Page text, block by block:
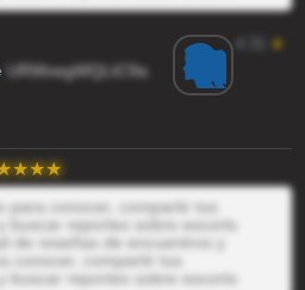
URWxegWQLtC9a
★
para conocer, compartir tus
buscar reportes sobre escorts
de reseñas de encuentros y
conocer, compartir tus
buscar reportes sobre escorts